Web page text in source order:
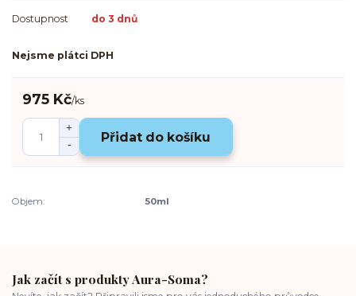
Dostupnost do 3 dnů
Nejsme plátci DPH
975 Kč/ks
Přidat do košíku
Objem: 50ml
Jak začít s produkty Aura-Soma?